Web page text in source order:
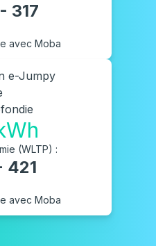
317
avec Moba
e-Jumpy
(WLTP) :
421
avec Moba